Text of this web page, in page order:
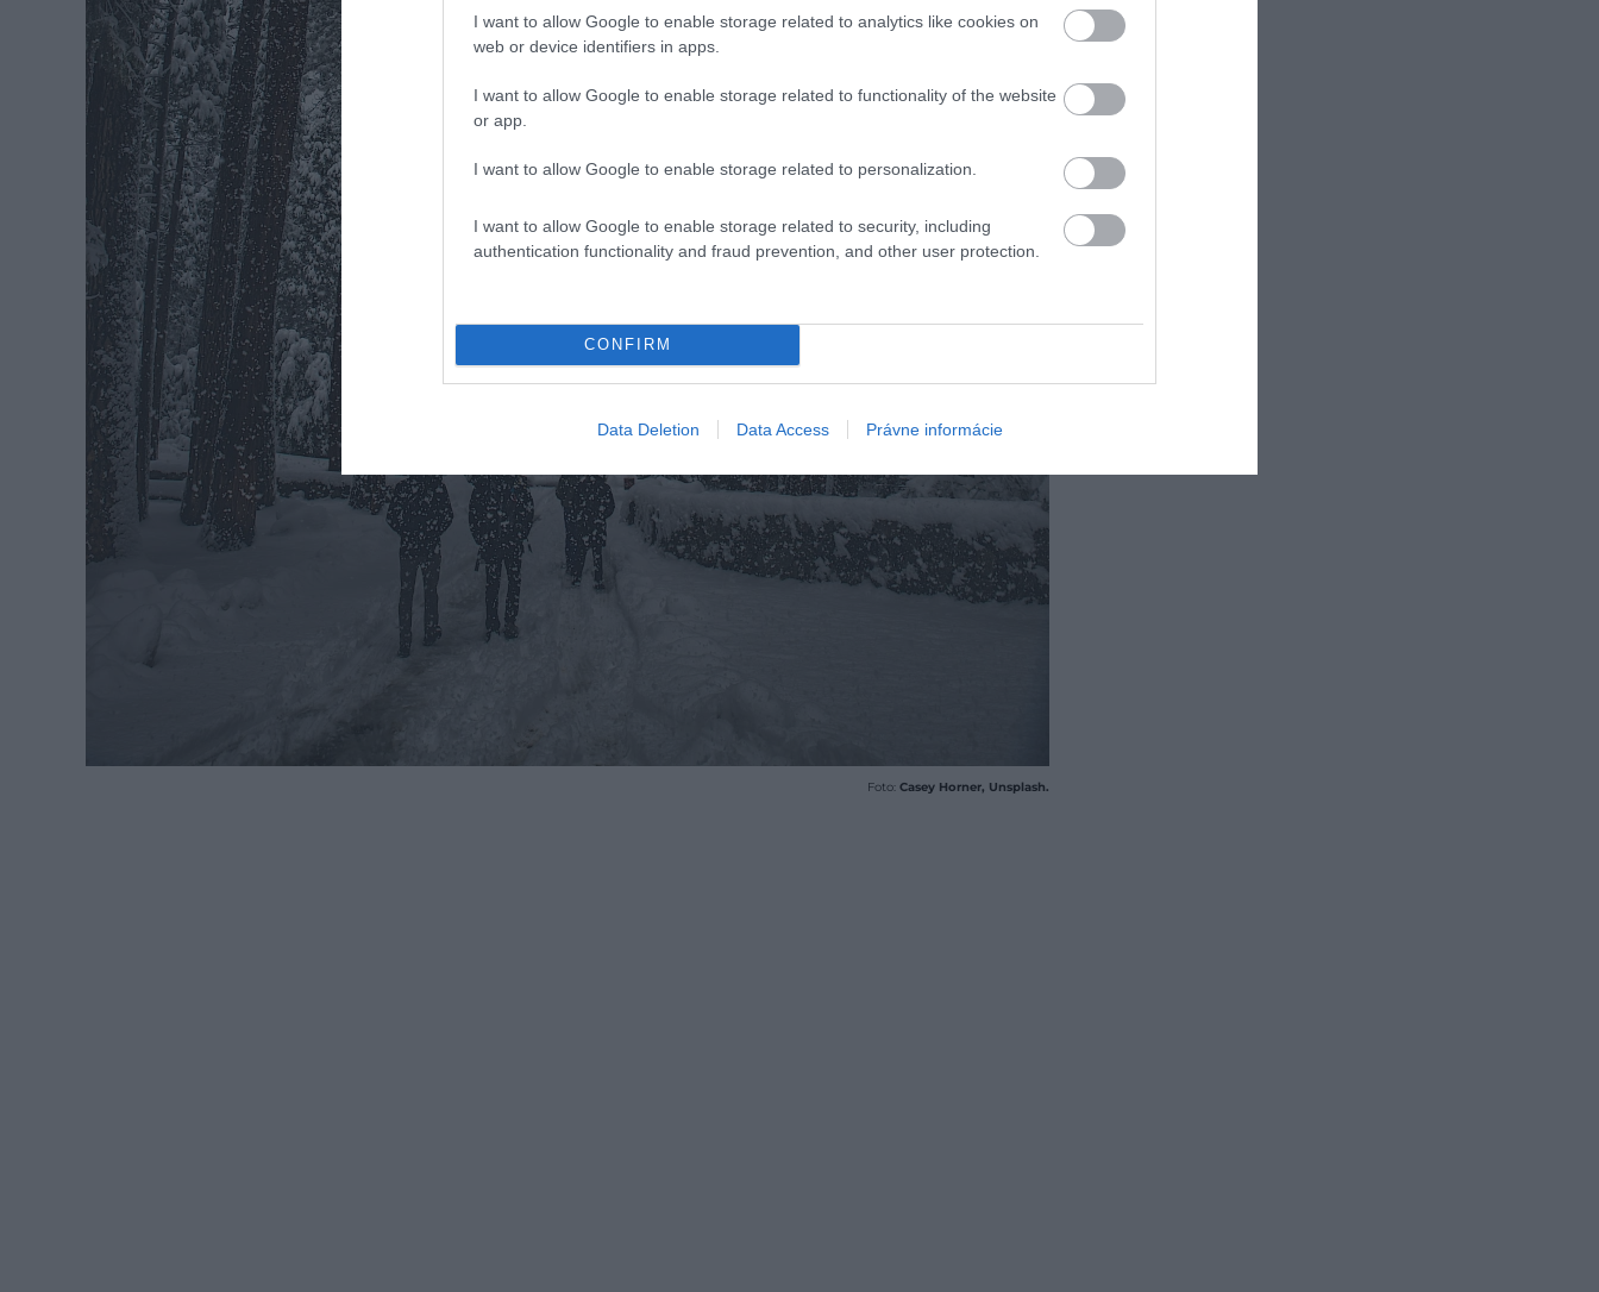
I want to allow Google to enable storage related to analytics like cookies on
web or device identifiers in apps.
I want to allow Google to enable storage related to functionality of the website
or app.
I want to allow Google to enable storage related to personalization.
I want to allow Google to enable storage related to security, including
authentication functionality and fraud prevention, and other user protection.
CONFIRM
Data Deletion Data Access Právne informácie
Foto: Casey Horner, Unsplash.